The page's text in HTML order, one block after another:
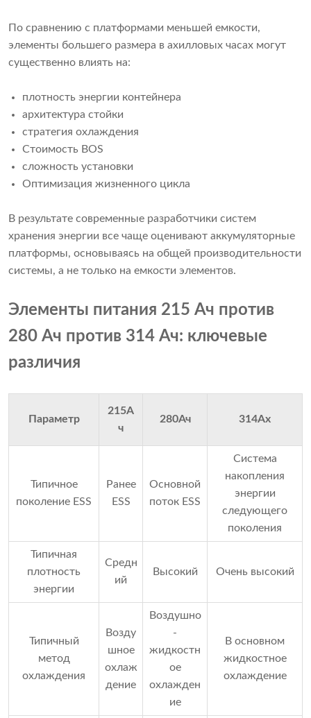
По сравнению с платформами меньшей емкости,
элементы большего размера в ахилловых часах могут
существенно влиять на:
плотность энергии контейнера
архитектура стойки
стратегия охлаждения
Стоимость BOS
сложность установки
Оптимизация жизненного цикла
В результате современные разработчики систем
хранения энергии все чаще оценивают аккумуляторные
платформы, основываясь на общей производительности
системы, а не только на емкости элементов.
Элементы питания 215 Ач против
280 Ач против 314 Ач: ключевые
различия
Параметр
215А
ч
280Ач 314Ах
Типичное
поколение ESS
Ранее
ESS
Основной
поток ESS
Система
накопления
энергии
следующего
поколения
Типичная
плотность
энергии
Средн
ий
Высокий Очень высокий
Типичный
метод
охлаждения
Возду
шное
охлаж
дение
Воздушно
-
жидкостн
ое
охлажден
ие
В основном
жидкостное
охлаждение